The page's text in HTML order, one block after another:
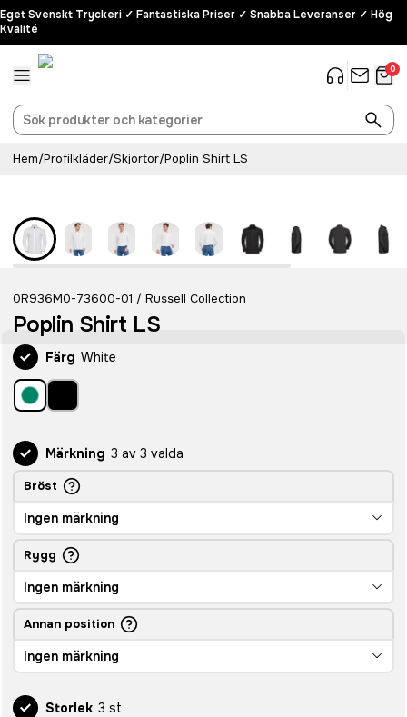
Eget Svenskt Tryckeri ✓ Fantastiska Priser ✓ Snabba Leveranser ✓ Hög
Kvalité
0
Hem/Profilkläder/Skjortor/Poplin Shirt LS
0R936M0-73600-01 / Russell Collection
Poplin Shirt LS
Färg White
Märkning 3 av 3 valda
Bröst
Ingen märkning
Rygg
Ingen märkning
Annan position
Ingen märkning
Storlek 3 st